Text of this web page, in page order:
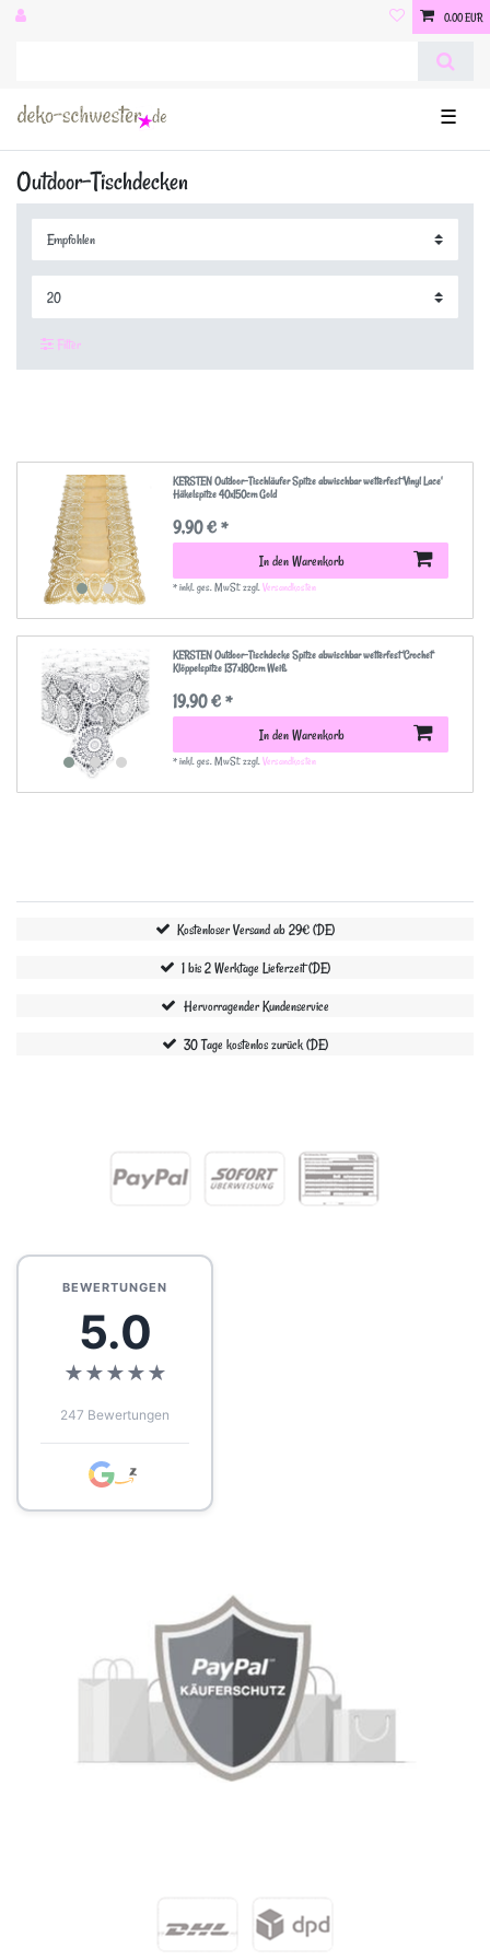
0,00 EUR
☰
Outdoor-Tischdecken
Filter
KERSTEN Outdoor-Tischläufer Spitze abwischbar wetterfest 'Vinyl Lace'
Häkelspitze 40x150cm Gold
9,90 € *
In den Warenkorb
*inkl. ges. MwSt.zzgl.Versandkosten
KERSTEN Outdoor-Tischdecke Spitze abwischbar wetterfest 'Crochet'
Klöppelspitze 137x180cm Weiß
19,90 € *
In den Warenkorb
*inkl. ges. MwSt.zzgl.Versandkosten
Kostenloser Versand ab 29€ (DE)
1 bis 2 Werktage Lieferzeit (DE)
Hervorragender Kundenservice
30 Tage kostenlos zurück (DE)
BEWERTUNGEN
5.0
★★★★★
247 Bewertungen